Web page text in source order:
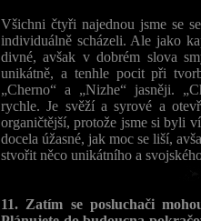
Všichni čtyři najednou jsme se
individuálně scházeli. Ale jako
divné, avšak v dobrém slova
unikátně, a tenhle pocit při
„Cherno“ a „Nizhe“ jasněji.
rychle. Je svěží a syrové a
organičtější, protože jsme si byli
docela úžasné, jak moc se liší,
stvořit něco unikátního a
11. Zatím se posluchači